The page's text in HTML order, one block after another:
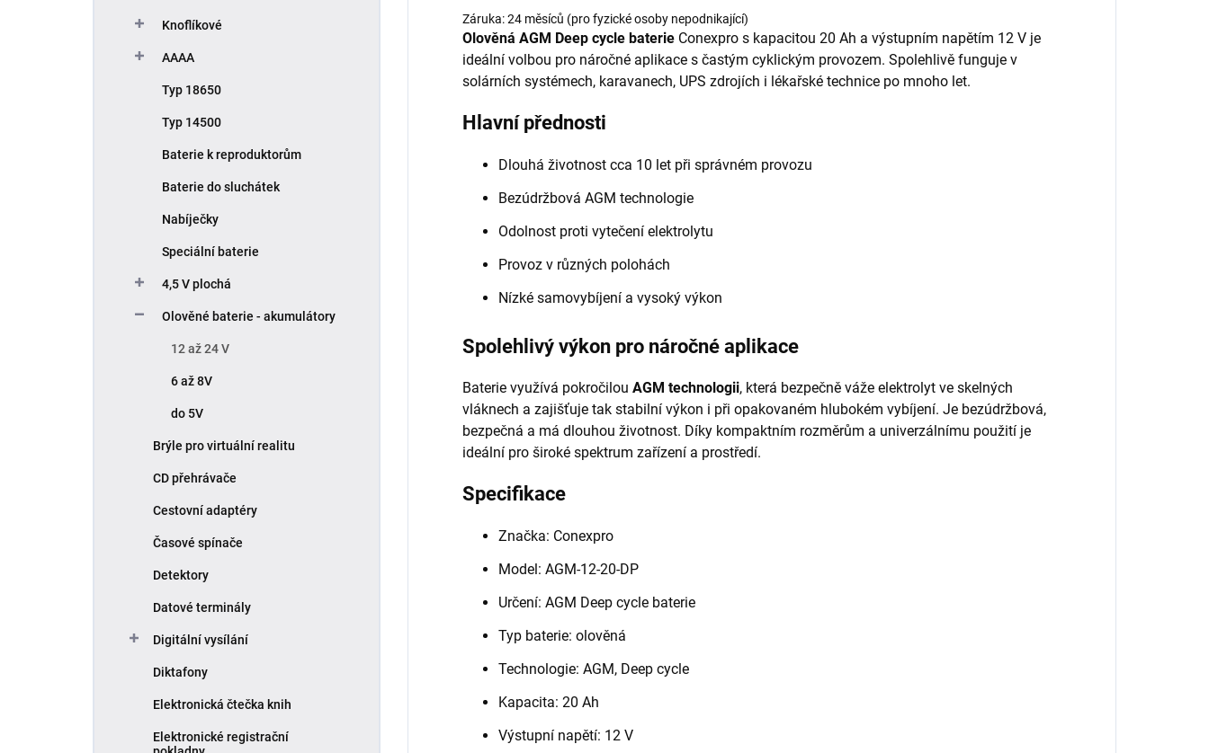
Knoflíkové
AAAA
Typ 18650
Typ 14500
Baterie k reproduktorům
Baterie do sluchátek
Nabíječky
Speciální baterie
4,5 V plochá
Olověné baterie - akumulátory
12 až 24 V
6 až 8V
do 5V
Brýle pro virtuální realitu
CD přehrávače
Cestovní adaptéry
Časové spínače
Detektory
Datové terminály
Digitální vysílání
Diktafony
Elektronická čtečka knih
Elektronické registrační
Záruka: 24 měsíců (pro fyzické osoby nepodnikající)
Olověná AGM Deep cycle baterie Conexpro s kapacitou 20 Ah a výstupním napětím 12 V je
ideální volbou pro náročné aplikace s častým cyklickým provozem. Spolehlivě funguje v
solárních systémech, karavanech, UPS zdrojích i lékařské technice po mnoho let.
Hlavní přednosti
Dlouhá životnost cca 10 let při správném provozu
Bezúdržbová AGM technologie
Odolnost proti vytečení elektrolytu
Provoz v různých polohách
Nízké samovybíjení a vysoký výkon
Spolehlivý výkon pro náročné aplikace
Baterie využívá pokročilou AGM technologii, která bezpečně váže elektrolyt ve skelných
vláknech a zajišťuje tak stabilní výkon i při opakovaném hlubokém vybíjení. Je bezúdržbová,
bezpečná a má dlouhou životnost. Díky kompaktním rozměrům a univerzálnímu použití je
ideální pro široké spektrum zařízení a prostředí.
Specifikace
Značka: Conexpro
Model: AGM-12-20-DP
Určení: AGM Deep cycle baterie
Typ baterie: olověná
Technologie: AGM, Deep cycle
Kapacita: 20 Ah
Výstupní napětí: 12 V